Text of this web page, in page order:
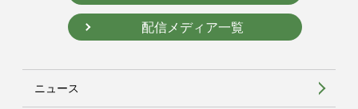
配信メディア一覧
ニュース